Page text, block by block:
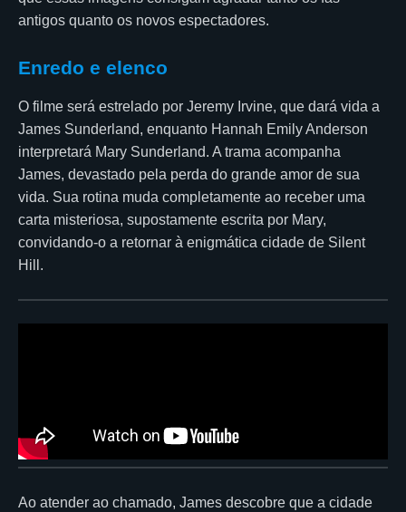
antigos quanto os novos espectadores.
Enredo e elenco
O filme será estrelado por Jeremy Irvine, que dará vida a
James Sunderland, enquanto Hannah Emily Anderson
interpretará Mary Sunderland. A trama acompanha
James, devastado pela perda do grande amor de sua
vida. Sua rotina muda completamente ao receber uma
carta misteriosa, supostamente escrita por Mary,
convidando-o a retornar à enigmática cidade de Silent
Hill.
Ao atender ao chamado, James descobre que a cidade